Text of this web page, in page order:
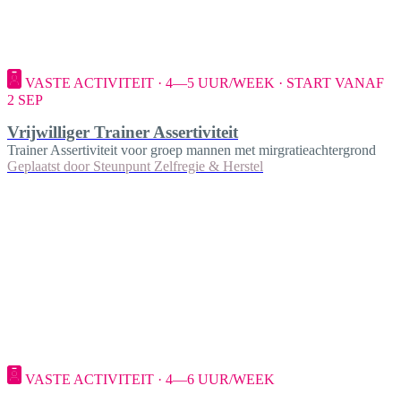
VASTE ACTIVITEIT · 4—5 UUR/WEEK · START VANAF
2 SEP
Vrijwilliger Trainer Assertiviteit
Trainer Assertiviteit voor groep mannen met mirgratieachtergrond
Geplaatst door Steunpunt Zelfregie & Herstel
VASTE ACTIVITEIT · 4—6 UUR/WEEK